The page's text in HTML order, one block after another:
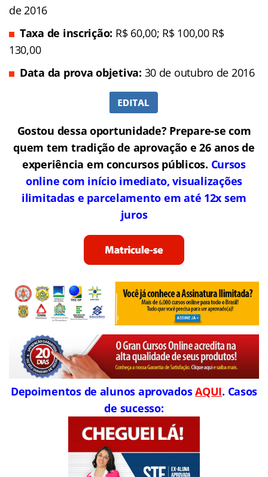
de 2016
Taxa de inscrição: R$ 60,00; R$ 100,00 R$
130,00
Data da prova objetiva: 30 de outubro de 2016
Gostou dessa oportunidade? Prepare-se com
quem tem tradição de aprovação e 26 anos de
experiência em concursos públicos. Cursos
online com início imediato, visualizações
ilimitadas e parcelamento em até 12x sem
juros
Depoimentos de alunos aprovadosAQUI. Casos
de sucesso: